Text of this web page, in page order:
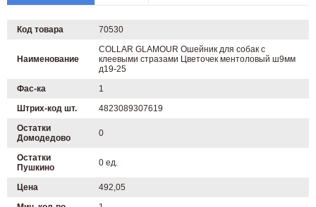
Код товара 70530
Наименование
COLLAR GLAMOUR Ошейник для собак с
клеевыми стразами Цветочек ментоловый ш9мм
д19-25
Фас-ка
1
Штрих-код шт.
4823089307619
Остатки
Домодедово
0
Остатки
Пушкино
0 ед.
Цена
492,05